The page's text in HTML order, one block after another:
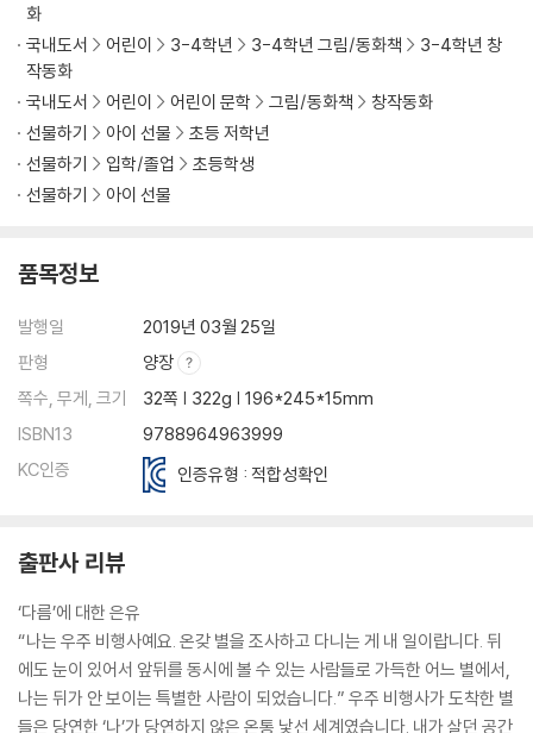
화
국내도서
어린이 3-4학년 3-4학년 그림/동화책
3-4학년 창
작동화
국내도서
어린이 어린이 문학 그림/동화책
창작동화
선물하기
아이 선물
초등 저학년
선물하기
입학/졸업
초등학생
선물하기
아이 선물
품목정보
발행일
2019년 03월 25일
판형
양장
쪽수, 무게, 크기
32쪽 | 322g | 196*245*15mm
ISBN13
9788964963999
KC인증
인증유형 : 적합성확인
출판사 리뷰
‘다름’에 대한 은유
“나는 우주 비행사예요. 온갖 별을 조사하고 다니는 게 내 일이랍니다. 뒤
에도 눈이 있어서 앞뒤를 동시에 볼 수 있는 사람들로 가득한 어느 별에서,
나는 뒤가 안 보이는 특별한 사람이 되었습니다.” 우주 비행사가 도착한 별
들은 당연한 ‘나’가 당연하지 않은 온통 낯선 세계였습니다. 내가 살던 공간